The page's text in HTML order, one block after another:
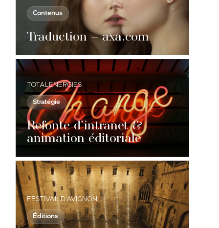
Contenus
Traduction – axa.com
TOTALENERGIES
Stratégie
Refonte d’intranet &
animation éditoriale
FESTIVAL D'AVIGNON
Éditions